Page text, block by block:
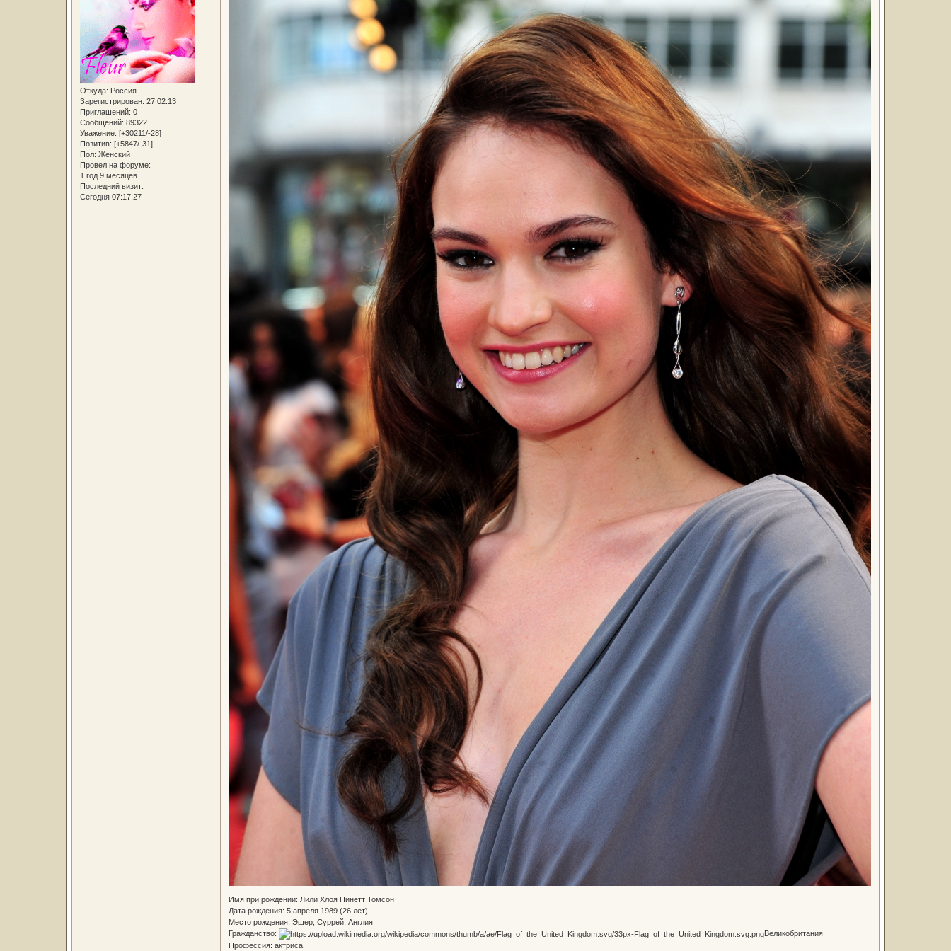
Откуда: Россия
Зарегистрирован: 27.02.13
Приглашений: 0
Сообщений: 89322
Уважение: [+30211/-28]
Позитив: [+5847/-31]
Пол: Женский
Провел на форуме:
1 год 9 месяцев
Последний визит:
Сегодня 07:17:27
Имя при рождении: Лили Хлоя Нинетт Томсон
Дата рождения: 5 апреля 1989 (26 лет)
Место рождения: Эшер, Суррей, Англия
Гражданство:
Великобритания
Профессия: актриса